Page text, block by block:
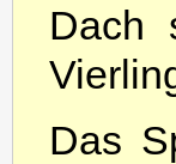
Dach
Das